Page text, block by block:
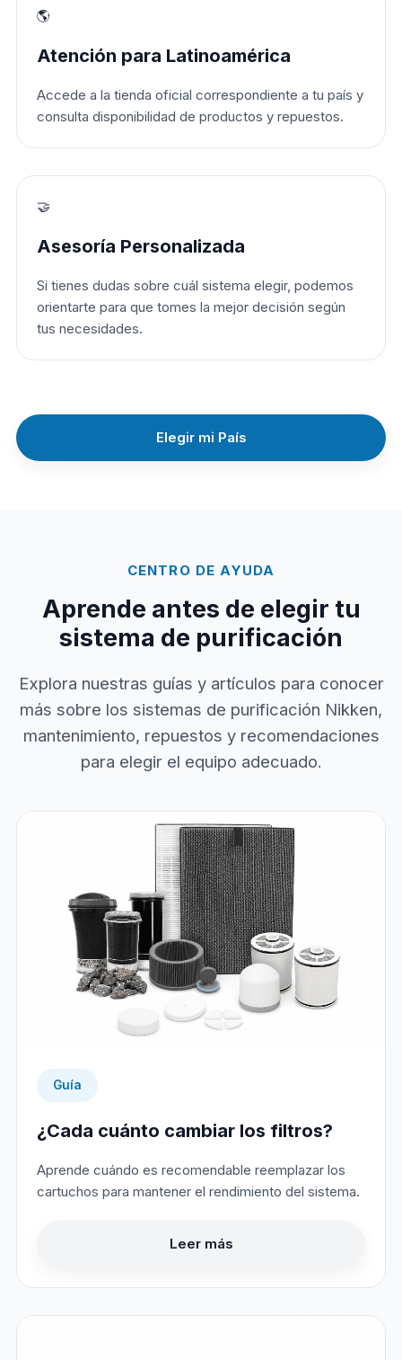
🌎
Atención para Latinoamérica
Accede a la tienda oficial correspondiente a tu país y
consulta disponibilidad de productos y repuestos.
🤝
Asesoría Personalizada
Si tienes dudas sobre cuál sistema elegir, podemos
orientarte para que tomes la mejor decisión según
tus necesidades.
Elegir mi País
CENTRO DE AYUDA
Aprende antes de elegir tu
sistema de purificación
Explora nuestras guías y artículos para conocer
más sobre los sistemas de purificación Nikken,
mantenimiento, repuestos y recomendaciones
para elegir el equipo adecuado.
Guía
¿Cada cuánto cambiar los filtros?
Aprende cuándo es recomendable reemplazar los
cartuchos para mantener el rendimiento del sistema.
Leer más